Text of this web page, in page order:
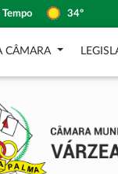
Tempo 34º
CÂMARA